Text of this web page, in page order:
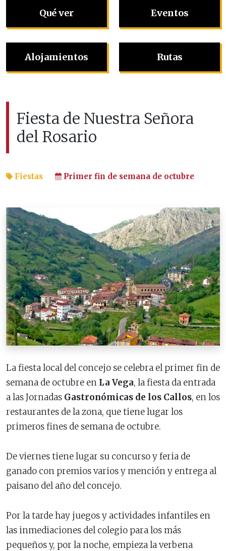
Qué ver
Alojamientos
Eventos
Rutas
Fiesta de Nuestra Señora
del Rosario
Fiestas Primer fin de semana de octubre
La fiesta local del concejo se celebra el primer fin de
semana de octubre en La Vega, la fiesta da entrada
a las Jornadas Gastronómicas de los Callos, en los
restaurantes de la zona, que tiene lugar los
primeros fines de semana de octubre.
De viernes tiene lugar su concurso y feria de
ganado con premios varios y mención y entrega al
paisano del año del concejo.
Por la tarde hay juegos y actividades infantiles en
las inmediaciones del colegio para los más
pequeños y, por la noche, empieza la verbena